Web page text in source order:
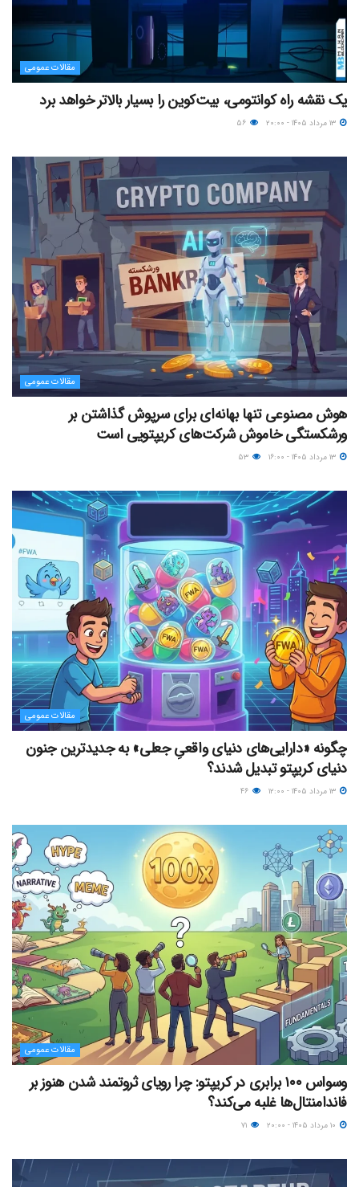
مقالات عمومی
یک نقشه راه کوانتومی، بیت‌کوین را بسیار بالاتر خواهد برد
مقالات عمومی
هوش مصنوعی تنها بهانه‌ای برای سرپوش گذاشتن بر
ورشکستگی خاموش شرکت‌های کریپتویی است
مقالات عمومی
چگونه «دارایی‌های دنیای واقعیِ جعلی» به جدیدترین جنون
دنیای کریپتو تبدیل شدند؟
مقالات عمومی
وسواس ۱۰۰ برابری در کریپتو: چرا رویای ثروتمند شدن هنوز بر
فاندامنتال‌ها غلبه می‌کند؟